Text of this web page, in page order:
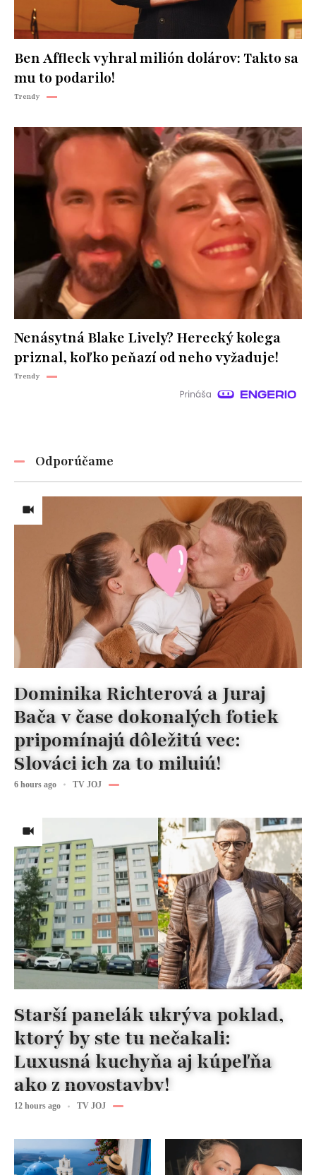
Ben Affleck vyhral milión dolárov: Takto sa
mu to podarilo!
Trendy
Nenásytná Blake Lively? Herecký kolega
priznal, koľko peňazí od neho vyžaduje!
Trendy
Odporúčame
Dominika Richterová a Juraj
Bača v čase dokonalých fotiek
pripomínajú dôležitú vec:
Slováci ich za to milujú!
6 hours ago TV JOJ
Starší panelák ukrýva poklad,
ktorý by ste tu nečakali:
Luxusná kuchyňa aj kúpeľňa
ako z novostavby!
12 hours ago TV JOJ